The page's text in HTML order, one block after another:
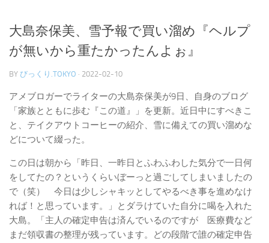
大島奈保美、雪予報で買い溜め『ヘルプ
が無いから重たかったんよぉ』
BY びっくり.TOKYO · 2022-02-10
アメブロガーでライターの大島奈保美が9日、自身のブログ
「家族とともに歩む『この道』」を更新。近日中にすべきこ
と、テイクアウトコーヒーの紹介、雪に備えての買い溜めな
どについて綴った。
この日は朝から「昨日、一昨日とふわふわした気分で一日何
をしてたの？というくらいぼーっと過ごしてしまいましたの
で（笑） 今日は少しシャキッとしてやるべき事を進めなけ
れば！と思っています。」とダラけていた自分に喝を入れた
大島。「主人の確定申告は済んでいるのですが 医療費など
まだ領収書の整理が残っています。どの段階で誰の確定申告